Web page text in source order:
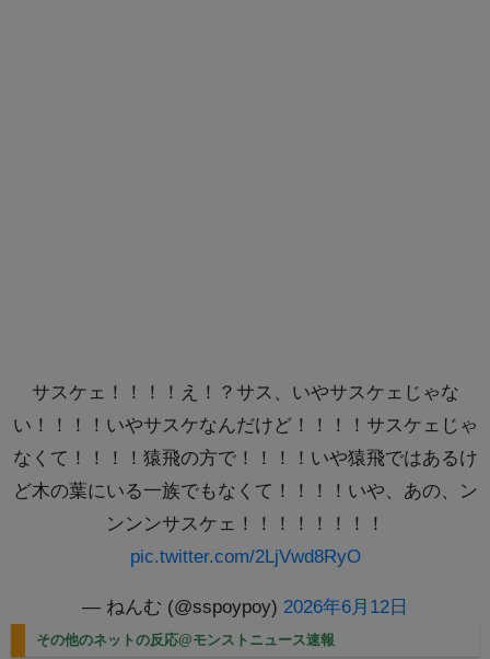
サスケェ！！！！え！？サス、いやサスケェじゃな
い！！！！いやサスケなんだけど！！！！サスケェじゃ
なくて！！！！猿飛の方で！！！！いや猿飛ではあるけ
ど木の葉にいる一族でもなくて！！！！いや、あの、ン
ンンンサスケェ！！！！！！！！
pic.twitter.com/2LjVwd8RyO
— ねんむ (@sspoypoy) 2026年6月12日
その他のネットの反応@モンストニュース速報